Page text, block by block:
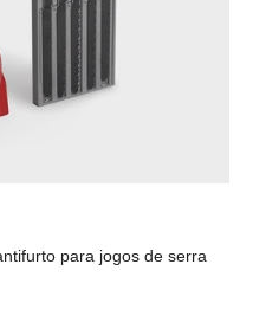
para jogos de serra